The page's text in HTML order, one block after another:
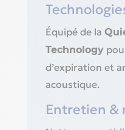
Équipé de la
Technology
d’expiration et
acoustique.
Entretien &